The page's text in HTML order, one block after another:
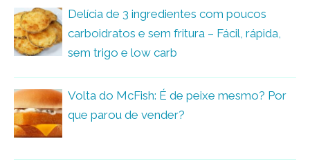
Delícia de 3 ingredientes com poucos
carboidratos e sem fritura – Fácil, rápida,
sem trigo e low carb
Volta do McFish: É de peixe mesmo? Por
que parou de vender?